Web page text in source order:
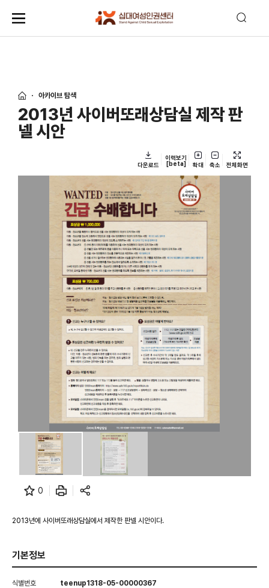
아카이브 탐색
2013년 사이버또래상담실 제작 판
넬 시안
다운로드
이력보기
[beta]
확대 축소 전체화면
0
2013년에 사이버또래상담실에서 제작한 판넬 시안이다.
기본정보
식별번호 teenup1318-05-00000367